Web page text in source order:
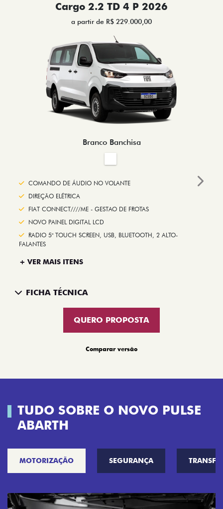
Cargo 2.2 TD 4 P 2026
a partir de R$ 229.000,00
Branco Banchisa
COMANDO DE ÁUDIO NO VOLANTE
DIREÇÃO ELÉTRICA
FIAT CONNECT////ME - GESTAO DE FROTAS
NOVO PAINEL DIGITAL LCD
RADIO 5" TOUCH SCREEN, USB, BLUETOOTH, 2 ALTO-
FALANTES
+ VER MAIS ITENS
FICHA TÉCNICA
QUERO PROPOSTA
Comparar versão
Next
TUDO SOBRE O NOVO PULSE
ABARTH
MOTORIZAÇÃO SEGURANÇA